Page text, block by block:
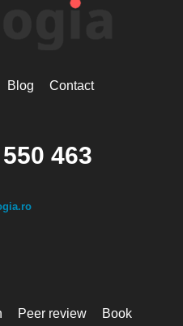
Blog Contact
463
Peer review
Book